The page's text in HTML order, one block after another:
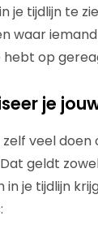
je tijdlijn te
waar
op
je
veel doen
geldt
in je tijdlijn